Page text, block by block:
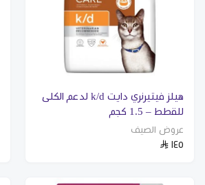
هيلز فيتيرنري دايت k/d لدعم الكلى
للقطط – 1.5 كجم
عروض الصيف
١٤٥